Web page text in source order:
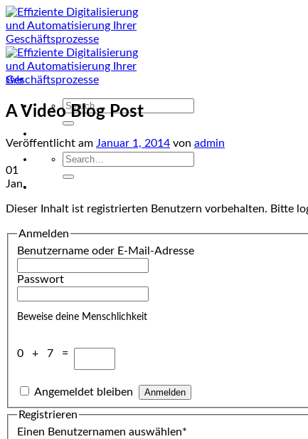
Zum
Inhalt
springen
Search
for:
Search
Style
A Video Blog Post
Veröffentlicht am Januar 1, 2014 von admin
01
Jan.
Dieser Inhalt ist registrierten Benutzern vorbehalten. Bitte
Anmelden
Benutzername oder E-Mail-Adresse
Passwort
Beweise deine Menschlichkeit
0 + 7 =
Angemeldet bleiben
Registrieren
Einen Benutzernamen auswählen*